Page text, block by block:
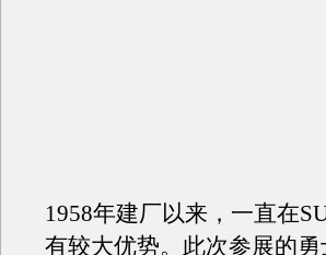
1958年建厂以来，一直在
有较大优势。此次参展的